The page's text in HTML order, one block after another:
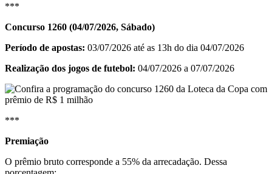
***
Concurso 1260 (04/07/2026, Sábado)
Período de apostas: 03/07/2026 até as 13h do dia 04/07/2026
Realização dos jogos de futebol: 04/07/2026 a 07/07/2026
***
Premiação
O prêmio bruto corresponde a 55% da arrecadação. Dessa